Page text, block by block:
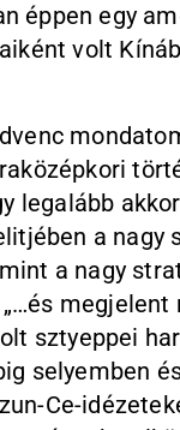
éppen egy
volt
legalább
a nagy
a nagy
megjelent
sztyeppei
selyemben
Ce-